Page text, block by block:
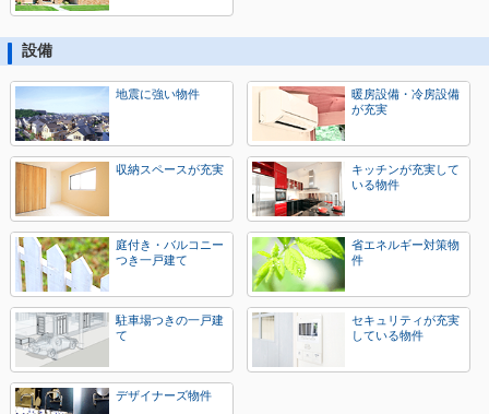
設備
地震に強い物件
暖房設備・冷房設備
が充実
収納スペースが充実
キッチンが充実して
いる物件
庭付き・バルコニー
つき一戸建て
省エネルギー対策物
件
駐車場つきの一戸建
て
セキュリティが充実
している物件
デザイナーズ物件